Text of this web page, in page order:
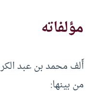
مؤلفاته
أَلف محمد بن عبد
من بينها: